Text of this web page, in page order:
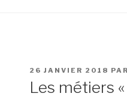
PUBLIÉ
LE
26 JANVIER 2018 PAR
Les métiers